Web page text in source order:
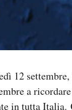
12
a
in tutta Italia.